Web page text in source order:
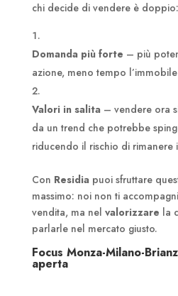
chi decide di vendere è doppio:
Domanda più forte – più
azione, meno tempo
Valori in salita – vendere ora
da un trend che potrebbe
riducendo il rischio di rimanere
Con Residiapuoi sfruttare
massimo: noi non ti
vendita, ma nel valorizzare la
parlarle nel mercato giusto.
Focus Monza-Milano-
aperta